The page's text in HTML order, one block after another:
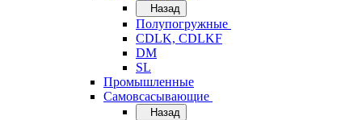
Назад
Полупогружные
CDLK, CDLKF
DM
SL
Промышленные
Самовсасывающие
Назад